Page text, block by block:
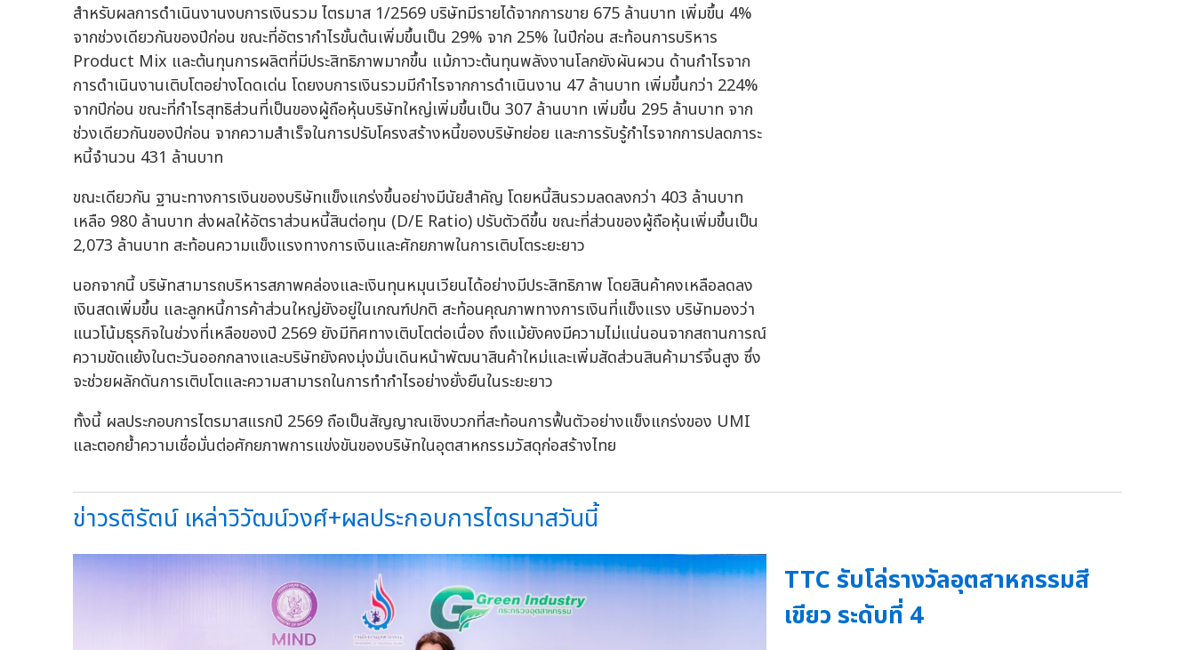
สำหรับผลการดำเนินงานงบการเงินรวม ไตรมาส 1/2569 บริษัทมีรายได้จากการขาย 675 ล้านบาท เพิ่มขึ้น 4%
จากช่วงเดียวกันของปีก่อน ขณะที่อัตรากำไรขั้นต้นเพิ่มขึ้นเป็น 29% จาก 25% ในปีก่อน สะท้อนการบริหาร
Product Mix และต้นทุนการผลิตที่มีประสิทธิภาพมากขึ้น แม้ภาวะต้นทุนพลังงานโลกยังผันผวน ด้านกำไรจาก
การดำเนินงานเติบโตอย่างโดดเด่น โดยงบการเงินรวมมีกำไรจากการดำเนินงาน 47 ล้านบาท เพิ่มขึ้นกว่า 224%
จากปีก่อน ขณะที่กำไรสุทธิส่วนที่เป็นของผู้ถือหุ้นบริษัทใหญ่เพิ่มขึ้นเป็น 307 ล้านบาท เพิ่มขึ้น 295 ล้านบาท จาก
ช่วงเดียวกันของปีก่อน จากความสำเร็จในการปรับโครงสร้างหนี้ของบริษัทย่อย และการรับรู้กำไรจากการปลดภาระ
หนี้จำนวน 431 ล้านบาท
ขณะเดียวกัน ฐานะทางการเงินของบริษัทแข็งแกร่งขึ้นอย่างมีนัยสำคัญ โดยหนี้สินรวมลดลงกว่า 403 ล้านบาท
เหลือ 980 ล้านบาท ส่งผลให้อัตราส่วนหนี้สินต่อทุน (D/E Ratio) ปรับตัวดีขึ้น ขณะที่ส่วนของผู้ถือหุ้นเพิ่มขึ้นเป็น
2,073 ล้านบาท สะท้อนความแข็งแรงทางการเงินและศักยภาพในการเติบโตระยะยาว
นอกจากนี้ บริษัทสามารถบริหารสภาพคล่องและเงินทุนหมุนเวียนได้อย่างมีประสิทธิภาพ โดยสินค้าคงเหลือลดลง
เงินสดเพิ่มขึ้น และลูกหนี้การค้าส่วนใหญ่ยังอยู่ในเกณฑ์ปกติ สะท้อนคุณภาพทางการเงินที่แข็งแรง บริษัทมองว่า
แนวโน้มธุรกิจในช่วงที่เหลือของปี 2569 ยังมีทิศทางเติบโตต่อเนื่อง ถึงแม้ยังคงมีความไม่แน่นอนจากสถานการณ์
ความขัดแย้งในตะวันออกกลางและบริษัทยังคงมุ่งมั่นเดินหน้าพัฒนาสินค้าใหม่และเพิ่มสัดส่วนสินค้ามาร์จิ้นสูง ซึ่ง
จะช่วยผลักดันการเติบโตและความสามารถในการทำกำไรอย่างยั่งยืนในระยะยาว
ทั้งนี้ ผลประกอบการไตรมาสแรกปี 2569 ถือเป็นสัญญาณเชิงบวกที่สะท้อนการฟื้นตัวอย่างแข็งแกร่งของ UMI
และตอกย้ำความเชื่อมั่นต่อศักยภาพการแข่งขันของบริษัทในอุตสาหกรรมวัสดุก่อสร้างไทย
ข่าวรติรัตน์ เหล่าวิวัฒน์วงศ์+ผลประกอบการไตรมาสวันนี้
TTC รับโล่รางวัลอุตสาหกรรมสี
เขียว ระดับที่ 4